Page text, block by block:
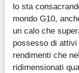
lo sta
mondo G10,
un calo che
possesso di
rendimenti che
ridimensionati